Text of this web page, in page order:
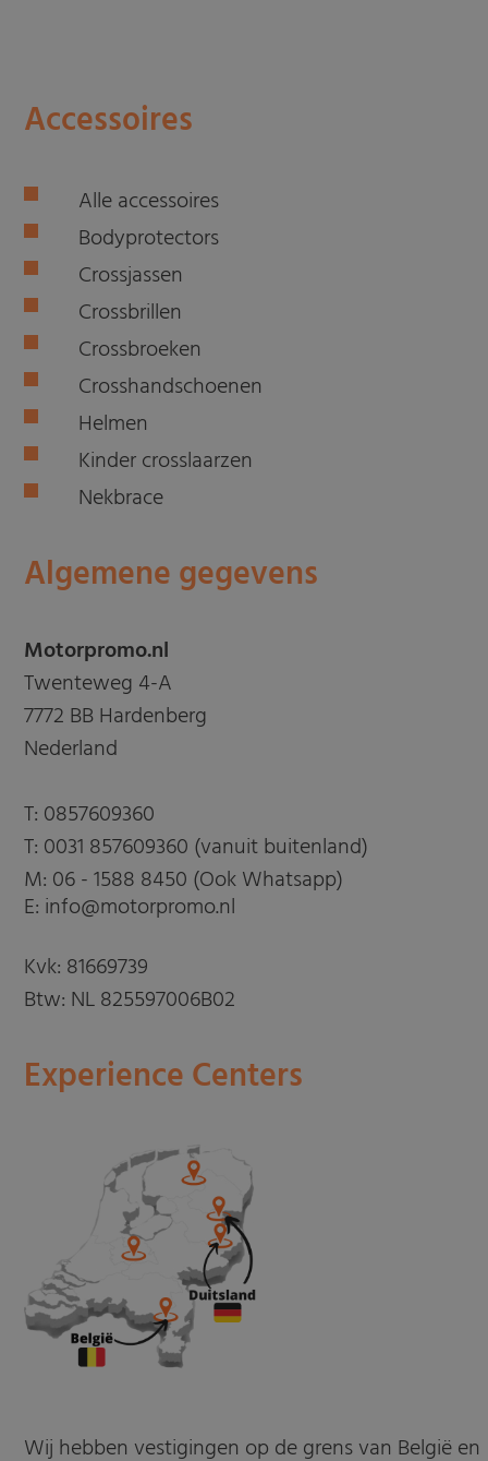
Accessoires
Alle accessoires
Bodyprotectors
Crossjassen
Crossbrillen
Crossbroeken
Crosshandschoenen
Helmen
Kinder crosslaarzen
Nekbrace
Algemene gegevens
Motorpromo.nl
Twenteweg 4-A
7772 BB Hardenberg
Nederland
T: 0857609360
T: 0031 857609360 (vanuit buitenland)
M: 06 - 1588 8450 (Ook Whatsapp)
E: info@motorpromo.nl
Kvk: 81669739
Btw: NL 825597006B02
Experience Centers
Wij hebben vestigingen op de grens van België en